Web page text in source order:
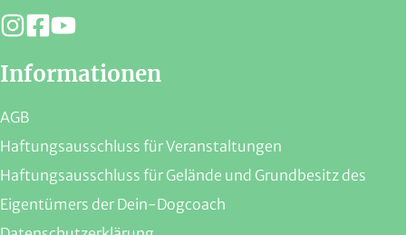
Informationen
AGB
Haftungsausschluss für Veranstaltungen
Haftungsausschluss für Gelände und Grundbesitz des
Eigentümers der Dein-Dogcoach